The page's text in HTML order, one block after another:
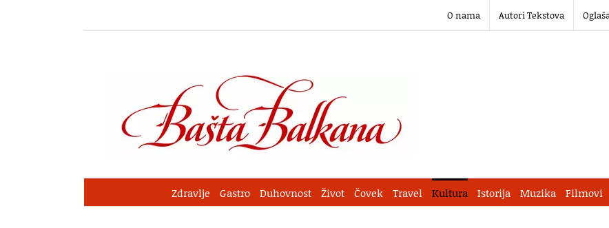
O nama Autori Tekstova
Zdravlje Gastro Duhovnost Život Čovek Travel Kultura Istorija Muzika Filmovi